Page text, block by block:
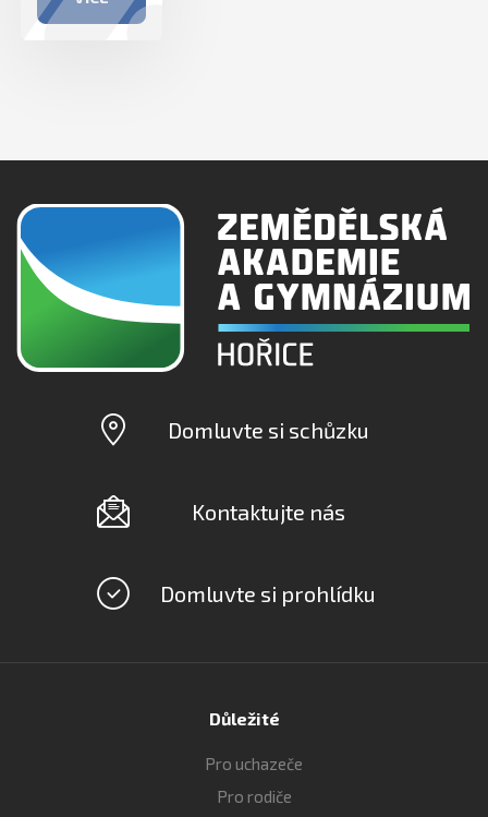
Domluvte si schůzku
Kontaktujte nás
Domluvte si prohlídku
Důležité
Pro uchazeče
Pro rodiče